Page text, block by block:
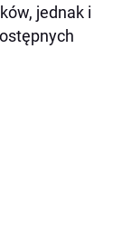
jednak i